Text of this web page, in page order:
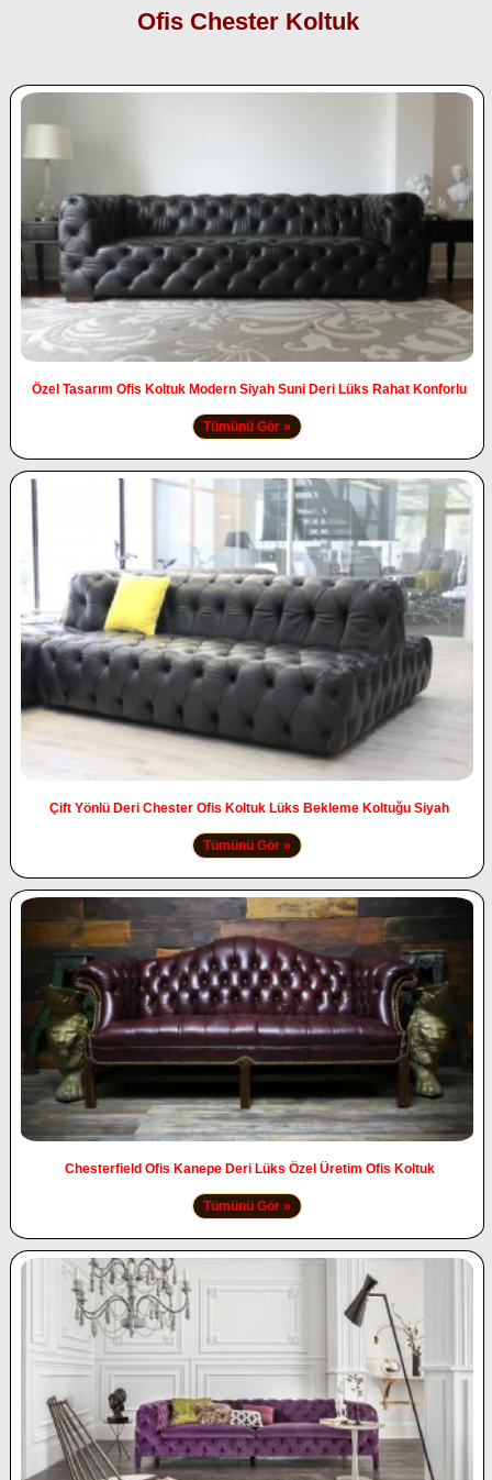
Ofis Chester Koltuk
Özel Tasarım Ofis Koltuk Modern Siyah Suni Deri Lüks Rahat Konforlu
Tümünü Gör »
Çift Yönlü Deri Chester Ofis Koltuk Lüks Bekleme Koltuğu Siyah
Tümünü Gör »
Chesterfield Ofis Kanepe Deri Lüks Özel Üretim Ofis Koltuk
Tümünü Gör »